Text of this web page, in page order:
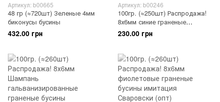
Артикул: b00665
48 гр (≈720шт) Зеленые 4мм
биконусы бусины
432.00 грн
Артикул: b00246
100гр. (≈250шт) Распродажа!
8х6мм синие граненые
стеклянные бусины (опт)
230.00 грн